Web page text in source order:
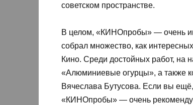
советском пространстве.
В целом, «КИНОпробы» — очень
собрал множество, как
Кино. Среди достойных работ, на
«Алюминиевые огурцы», а также
Вячеслава Бутусова. Если вы
«КИНОпробы» — очень